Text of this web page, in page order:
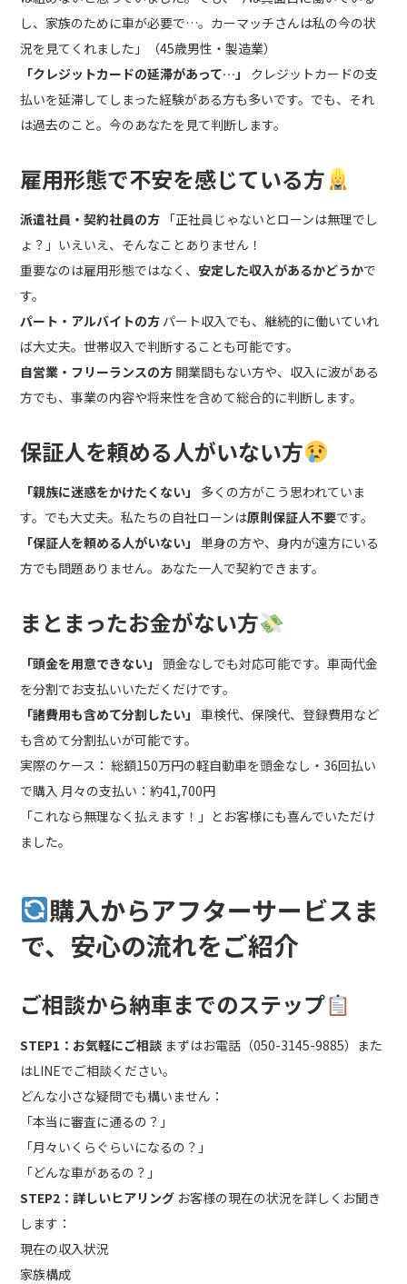
し、家族のために車が必要で…。カーマッチさんは私の今の状
況を見てくれました」（45歳男性・製造業）
「クレジットカードの延滞があって…」
クレジットカードの支
払いを延滞してしまった経験がある方も多いです。でも、それ
は過去のこと。今のあなたを見て判断します。
雇用形態で不安を感じている方
派遣社員・契約社員の方 「正社員じゃないとローンは無理でし
ょ？」いえいえ、そんなことありません！
重要なのは雇用形態ではなく、 安定した収入があるかどうかで
す。
パート・アルバイトの方 パート収入でも、継続的に働いていれ
ば大丈夫。世帯収入で判断することも可能です。
自営業・フリーランスの方 開業間もない方や、収入に波がある
方でも、事業の内容や将来性を含めて総合的に判断します。
保証人を頼める人がいない方
「親族に迷惑をかけたくない」
多くの方がこう思われていま
す。でも大丈夫。私たちの自社ローンは原則保証人不要です。
「保証人を頼める人がいない」 単身の方や、身内が遠方にいる
方でも問題ありません。あなた一人で契約できます。
まとまったお金がない方
「頭金を用意できない」
頭金なしでも対応可能です。車両代金
を分割でお支払いいただくだけです。
「諸費用も含めて分割したい」 車検代、保険代、登録費用など
も含めて分割払いが可能です。
実際のケース： 総額150万円の軽自動車を頭金なし・36回払い
で購入 月々の支払い：約41,700円
「これなら無理なく払えます！」とお客様にも喜んでいただけ
ました。
購入からアフターサービスま
で、安心の流れをご紹介
ご相談から納車までのステップ
STEP1：お気軽にご相談 まずはお電話（050-3145-9885）また
はLINEでご相談ください。
どんな小さな疑問でも構いません：
「本当に審査に通るの？」
「月々いくらぐらいになるの？」
「どんな車があるの？」
STEP2：詳しいヒアリング お客様の現在の状況を詳しくお聞き
します：
現在の収入状況
家族構成